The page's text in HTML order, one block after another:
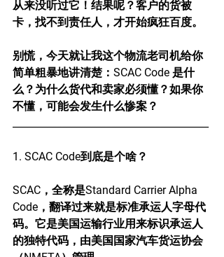
从来没听过它！结果呢？客户的货被
卡，找不到责任人，才开始疯狂百度。
别慌，今天就让我这个物流老司机给你
简单粗暴地讲清楚：SCAC Code 是什
么？为什么货代和卖家必须懂？如果你
不懂，可能会发生什么惨案？
1. SCAC Code到底是个啥？
SCAC，全称是Standard Carrier Alpha
Code，翻译过来就是标准承运人字母代
码。它是美国运输行业用来标识承运人
的独特代码，由美国国家汽车货运协会